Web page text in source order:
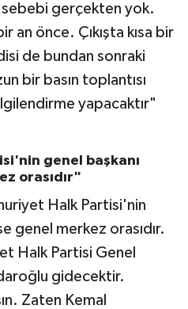
sebebi gerçekten yok.
an önce. Çıkışta kısa bir
de bundan sonraki
bir basın toplantısı
yapacaktır"
genel başkanı
orasıdır"
Halk Partisi'nin
genel merkez orasıdır.
Halk Partisi Genel
gidecektir.
Zaten Kemal